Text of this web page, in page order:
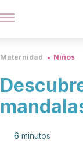
Maternidad Niños
6 minutos